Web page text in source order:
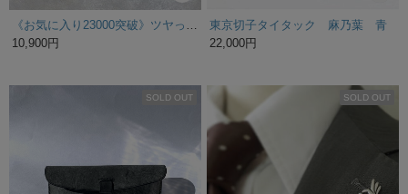
10,900円
東京切子タイタック 麻乃葉 青
22,000円
SOLD OUT SOLD OUT